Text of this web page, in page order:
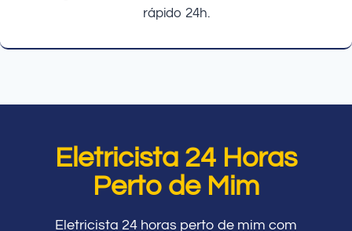
rápido 24h.
Eletricista 24 Horas
Perto de Mim
Eletricista 24 horas perto de mim com